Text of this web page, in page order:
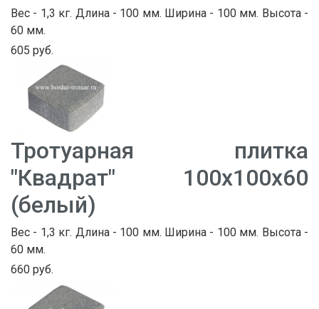
Вес - 1,3 кг. Длина - 100 мм. Ширина - 100 мм. Высота -
60 мм.
605 руб.
Тротуарная плитка
"Квадрат" 100х100х60
(белый)
Вес - 1,3 кг. Длина - 100 мм. Ширина - 100 мм. Высота -
60 мм.
660 руб.